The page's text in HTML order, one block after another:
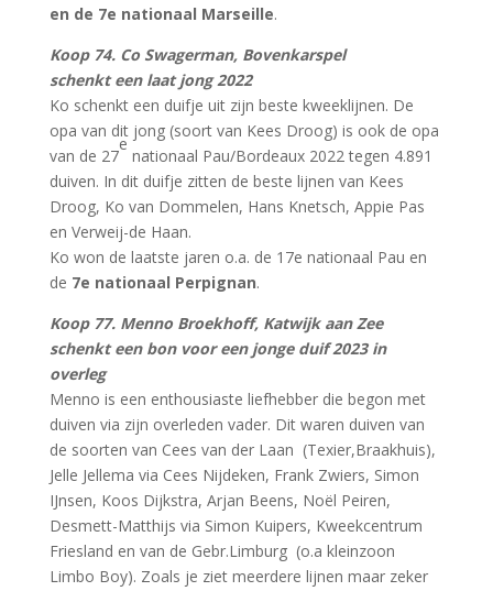
en de 7e nationaal Marseille.
Koop 74. Co Swagerman, Bovenkarspel
schenkt een laat jong 2022
Ko schenkt een duifje uit zijn beste kweeklijnen. De
opa van dit jong (soort van Kees Droog) is ook de opa
van de 27
e
nationaal Pau/Bordeaux 2022 tegen 4.891
duiven. In dit duifje zitten de beste lijnen van Kees
Droog, Ko van Dommelen, Hans Knetsch, Appie Pas
en Verweij-de Haan.
Ko won de laatste jaren o.a. de 17e nationaal Pau en
de 7e nationaal Perpignan.
Koop 77. Menno Broekhoff, Katwijk aan Zee
schenkt een bon voor een jonge duif 2023 in
overleg
Menno is een enthousiaste liefhebber die begon met
duiven via zijn overleden vader. Dit waren duiven van
de soorten van Cees van der Laan (Texier,Braakhuis),
Jelle Jellema via Cees Nijdeken, Frank Zwiers, Simon
IJnsen, Koos Dijkstra, Arjan Beens, Noël Peiren,
Desmett-Matthijs via Simon Kuipers, Kweekcentrum
Friesland en van de Gebr.Limburg (o.a kleinzoon
Limbo Boy). Zoals je ziet meerdere lijnen maar zeker